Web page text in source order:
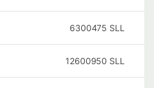
6300475 SLL
12600950 SLL